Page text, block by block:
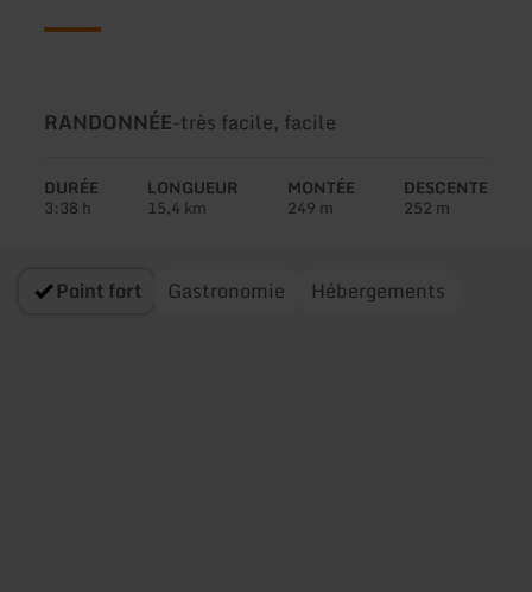
Type
circuit:
RANDONNÉE-Difficulté:
très facile, facile
DURÉE
3:38 h
LONGUEUR
15,4 km
MONTÉE
249 m
DESCENTE
252 m
Point fort Gastronomie Hébergements